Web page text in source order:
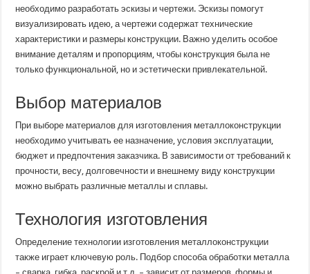
необходимо разработать эскизы и чертежи. Эскизы помогут
визуализировать идею, а чертежи содержат технические
характеристики и размеры конструкции. Важно уделить особое
внимание деталям и пропорциям, чтобы конструкция была не
только функциональной, но и эстетически привлекательной.
Выбор материалов
При выборе материалов для изготовления металлоконструкции
необходимо учитывать ее назначение, условия эксплуатации,
бюджет и предпочтения заказчика. В зависимости от требований к
прочности, весу, долговечности и внешнему виду конструкции
можно выбрать различные металлы и сплавы.
Технология изготовления
Определение технологии изготовления металлоконструкции
также играет ключевую роль. Подбор способа обработки металла